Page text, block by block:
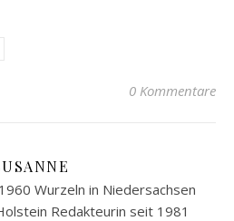
0 Kommentare
Wurzeln in Niedersachsen
Redakteurin seit 1981